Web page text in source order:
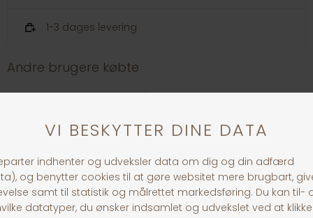
1-3 dages levering
Andre brugere købte